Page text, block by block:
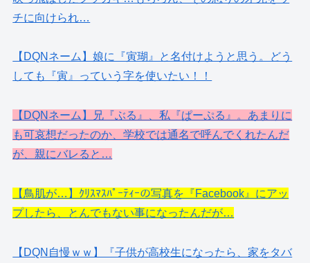
チに向けられ…
【DQNネーム】娘に『寅瑚』と名付けようと思う。どう
しても『寅』っていう字を使いたい！！
【DQNネーム】兄『ぶる』、私『ぱーぷる』。あまりに
も可哀想だったのか、学校では通名で呼んでくれたんだ
が、親にバレると…
【鳥肌が…】ｸﾘｽﾏｽﾊﾟｰﾃｨｰの写真を『Facebook』にアッ
プしたら、とんでもない事になったんだが…
【DQN自慢ｗｗ】『子供が高校生になったら、家をタバ